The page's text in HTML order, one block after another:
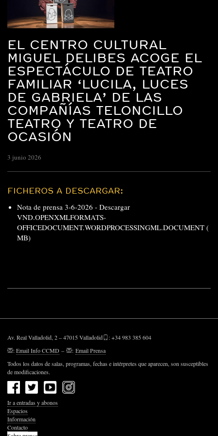
EL CENTRO CULTURAL
MIGUEL DELIBES ACOGE EL
ESPECTÁCULO DE TEATRO
FAMILIAR ‘LUCILA, LUCES
DE GABRIELA’ DE LAS
COMPAÑÍAS TELONCILLO
TEATRO Y TEATRO DE
OCASIÓN
3 junio 2026
FICHEROS A DESCARGAR:
Nota de prensa 3-6-2026 - Descargar
VND.OPENXMLFORMATS-
OFFICEDOCUMENT.WORDPROCESSINGML.DOCUMENT (
MB)
Av. Real Valladolid, 2 – 47015 Valladolid
: +34 983 385 604
:Email Info CCMD – : Email Prensa
Todos los datos de salas, programas, fechas e intérpretes que aparecen, son susceptibles
de modificaciones.
Ir a entradas y abonos
Espacios
Información
Contacto